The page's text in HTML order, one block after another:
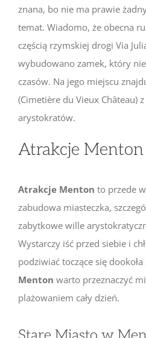
znana, bo nie ma prawie
temat. Wiadomo, że obecna
częścią rzymskiej drogi Via
wybudowano zamek, który
czasów. Na jego miejscu
(Cimetière du Vieux Château)
arystokratów.
Atrakcje Menton
Atrakcje Menton to przede
zabudowa miasteczka,
zabytkowe wille
Wystarczy iść przed siebie i
podziwiać toczące się dookoła
Menton warto przeznaczyć
plażowaniem cały dzień.